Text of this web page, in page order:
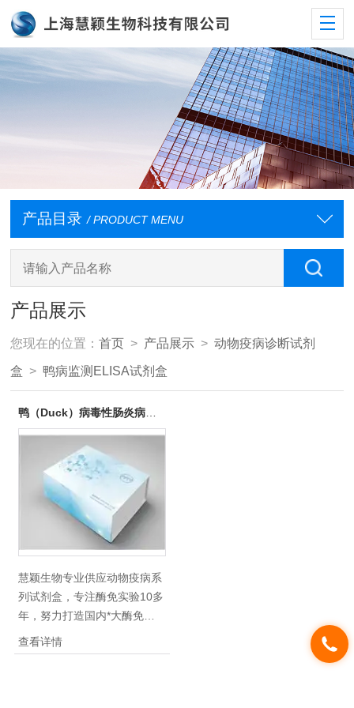
产品目录 / PRODUCT MENU
产品展示
您现在的位置：首页 > 产品展示 >动物疫病诊断试剂
盒 >鸭病监测ELISA试剂盒
慧颖生物专业供应动物疫病系
列试剂盒，专注酶免实验10多
年，努力打造国内*大酶免厂
家。所供应的鸭（Duck）病毒
性肠炎病毒（DEV）ELISA试
查看详情